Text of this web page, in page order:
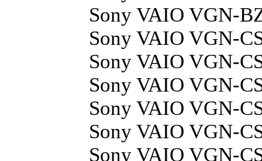
Sony VAIO VGN-
Sony VAIO VGN-
Sony VAIO VGN-
Sony VAIO VGN-
Sony VAIO VGN-
Sony VAIO VGN-
Sony VAIO VGN-